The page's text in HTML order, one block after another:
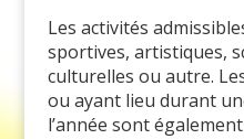
Les activités
sportives, artistiques,
culturelles ou autre.
ou ayant lieu durant
l’année sont